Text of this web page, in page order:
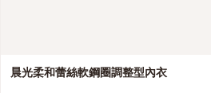
晨光柔和蕾絲軟鋼圈調整型內衣